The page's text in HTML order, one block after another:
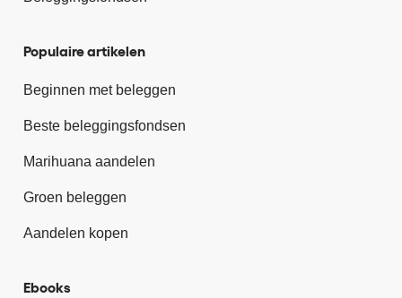
Populaire artikelen
Beginnen met beleggen
Beste beleggingsfondsen
Marihuana aandelen
Groen beleggen
Aandelen kopen
Ebooks